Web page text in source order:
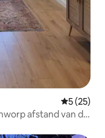
5 (25)
afstand van de